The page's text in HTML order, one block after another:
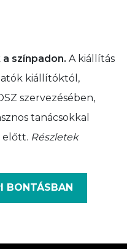
színpadon. A kiállítás
kiállítóktól,
szervezésében,
tanácsokkal
előtt. Részletek
BONTÁSBAN